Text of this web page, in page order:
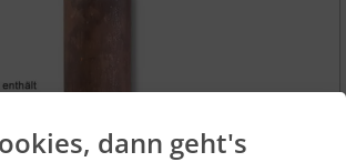
dann geht's